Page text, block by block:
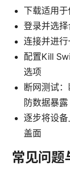
下载适用
登录并选择
连接并进
配置Kill
选项
断网测试
防数据暴露
逐步将设
盖面
常见问题